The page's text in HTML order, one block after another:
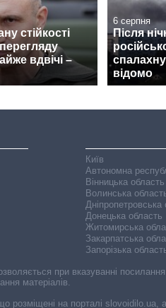
стійкості
вдвічі –
6 серпня
Після
відомо
Київ
Автономна
Вінницька область
Волинська
Дніпропетровська
Донецька область
Житомирська
Закарпатська
Запорізька
при вказуванні
матеріалів.
розміщені на порталі